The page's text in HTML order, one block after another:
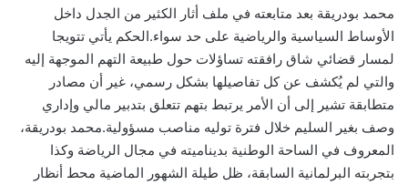
محمد بودريقة بعد متابعته في ملف أثار الكثير من الجدل داخل
الأوساط السياسية والرياضية على حد سواء.الحكم يأتي تتويجا
لمسار قضائي شاق رافقته تساؤلات حول طبيعة التهم الموجهة إليه
والتي لم يُكشف عن كل تفاصيلها بشكل رسمي، غير أن مصادر
متطابقة تشير إلى أن الأمر يرتبط بتهم تتعلق بتدبير مالي وإداري
وصف بغير السليم خلال فترة توليه مناصب مسؤولية.محمد بودريقة،
المعروف في الساحة الوطنية بديناميته في مجال الرياضة وكذا
بتجربته البرلمانية السابقة، ظل طيلة الشهور الماضية محط أنظار